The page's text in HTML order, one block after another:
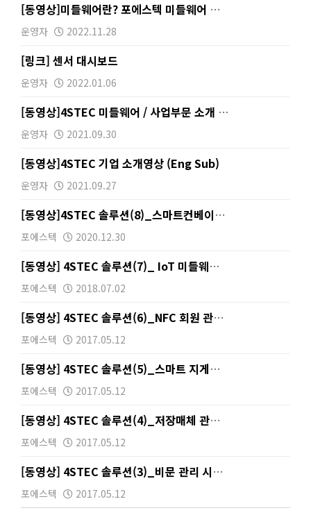
[동영상]미들웨어란? 포에스텍 미들웨어 간단정리
운영자 2022.11.28
[링크] 센서 대시보드
운영자 2022.01.06
[동영상]4STEC 미들웨어 / 사업부문 소개 영상
운영자 2021.09.30
[동영상]4STEC 기업 소개영상 (Eng Sub)
운영자 2021.09.27
[동영상]4STEC 솔루션(8)_스마트컨베이어 관리 시…
포에스텍 2020.12.30
[동영상] 4STEC 솔루션(7)_ IoT 미들웨어와 …
포에스텍 2018.07.02
[동영상] 4STEC 솔루션(6)_NFC 회원 관리 시…
포에스텍 2017.05.12
[동영상] 4STEC 솔루션(5)_스마트 지게차 관리 …
포에스텍 2017.05.12
[동영상] 4STEC 솔루션(4)_저장매체 관리 시스템
포에스텍 2017.05.12
[동영상] 4STEC 솔루션(3)_비문 관리 시스템
포에스텍 2017.05.12